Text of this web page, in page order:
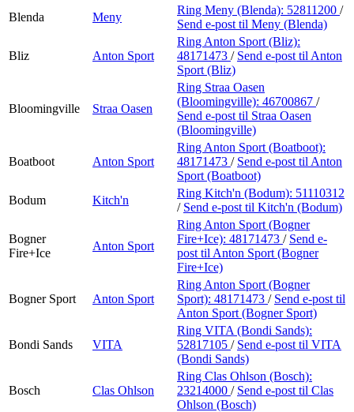
Blenda
Meny
Ring Meny (Blenda): 52811200 /
Send e-post til Meny (Blenda)
Bliz Anton Sport
Ring Anton Sport (Bliz):
48171473 / Send e-post til Anton
Sport (Bliz)
Bloomingville Straa Oasen
Ring Straa Oasen
(Bloomingville): 46700867 /
Send e-post til Straa Oasen
(Bloomingville)
Boatboot Anton Sport
Ring Anton Sport (Boatboot):
48171473 / Send e-post til Anton
Sport (Boatboot)
Bodum
Kitch'n
Ring Kitch'n (Bodum): 51110312
/ Send e-post til Kitch'n (Bodum)
Bogner
Fire+Ice
Anton Sport
Ring Anton Sport (Bogner
Fire+Ice): 48171473 / Send e-
post til Anton Sport (Bogner
Fire+Ice)
Bogner Sport Anton Sport
Ring Anton Sport (Bogner
Sport): 48171473 / Send e-post til
Anton Sport (Bogner Sport)
Bondi Sands VITA
Ring VITA (Bondi Sands):
52817105 / Send e-post til VITA
(Bondi Sands)
Bosch Clas Ohlson
Ring Clas Ohlson (Bosch):
23214000 / Send e-post til Clas
Ohlson (Bosch)